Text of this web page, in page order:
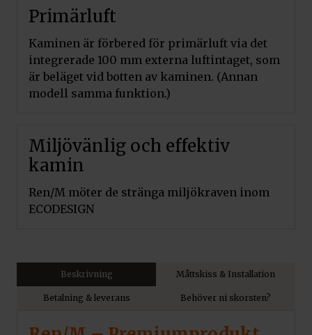
Primärluft
Kaminen är förbered för primärluft via det
integrerade 100 mm externa luftintaget, som
är beläget vid botten av kaminen. (Annan
modell samma funktion.)
Miljövänlig och effektiv
kamin
Ren/M möter de stränga miljökraven inom
ECODESIGN
Beskrivning Måttskiss & Installation
Betalning & leverans Behöver ni skorsten?